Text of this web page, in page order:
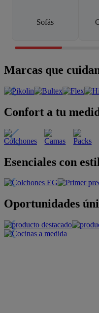
Sofás
Marcas que
Confort a tu
Esenciales con
Oportunidades